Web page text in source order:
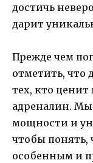
достичь
дарит
Прежде чем
отметить, что
тех, кто
адреналин.
мощности и
чтобы понять,
особенным и